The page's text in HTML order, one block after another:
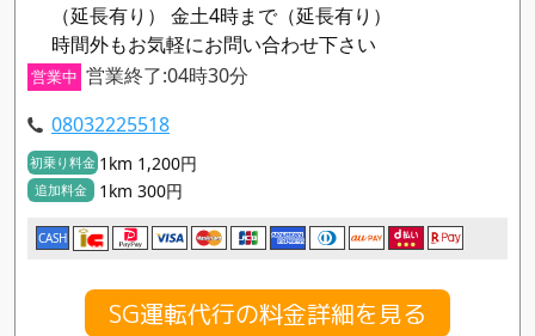
（延長有り） 金土4時まで（延長有り）
時間外もお気軽にお問い合わせ下さい
営業中 営業終了:04時30分
08032225518
初乗り料金 1km 1,200円
追加料金 1km 300円
CASH
SG運転代行の料金詳細を見る